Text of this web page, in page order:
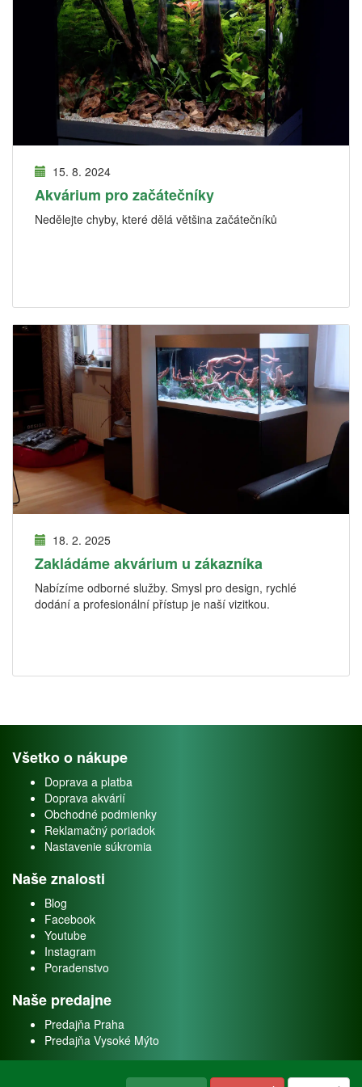
15. 8. 2024
Akvárium pro začátečníky
Nedělejte chyby, které dělá většina začátečníků
18. 2. 2025
Zakládáme akvárium u zákazníka
Nabízíme odborné služby. Smysl pro design, rychlé
dodání a profesionální přístup je naší vizitkou.
Všetko o nákupe
Doprava a platba
Doprava akvárií
Obchodné podmienky
Reklamačný poriadok
Nastavenie súkromia
Naše znalosti
Blog
Facebook
Youtube
Instagram
Poradenstvo
Naše predajne
Predajňa Praha
Predajňa Vysoké Mýto